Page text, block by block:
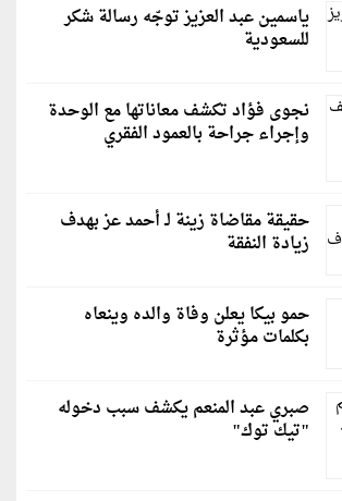
ياسمين عبد العزيز توجّه رسالة شكر
للسعودية
نجوى فؤاد تكشف معاناتها مع الوحدة
وإجراء جراحة بالعمود الفقري
حقيقة مقاضاة زينة لـ أحمد عز بهدف
زيادة النفقة
حمو بيكا يعلن وفاة والده وينعاه
بكلمات مؤثرة
صبري عبد المنعم يكشف سبب دخوله
"تيك توك"